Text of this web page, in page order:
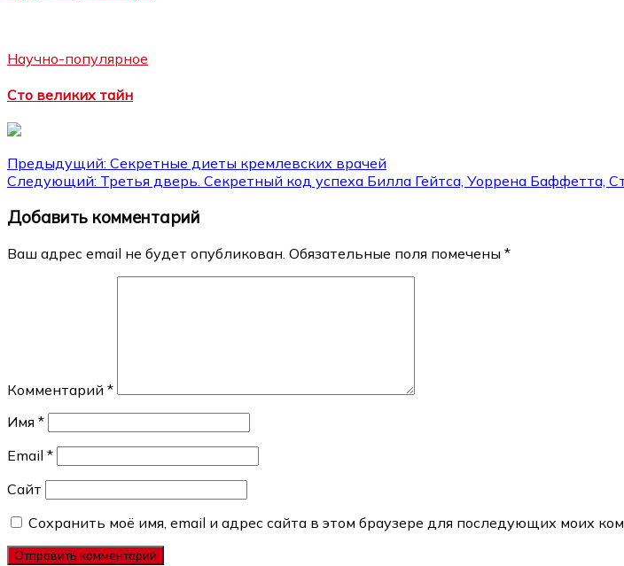
Научно-популярное
Сто великих тайн
Навигация
по
записям
Предыдущий: Секретные диеты кремлевских врачей
Следующий: Третья дверь. Секретный код успеха Билла Гейтса, Уоррена Баффетта,
Добавить комментарий
Ваш адрес email не будет опубликован. Обязательные поля помечены *
Комментарий *
Имя *
Email *
Сайт
Сохранить моё имя, email и адрес сайта в этом браузере для последующих моих